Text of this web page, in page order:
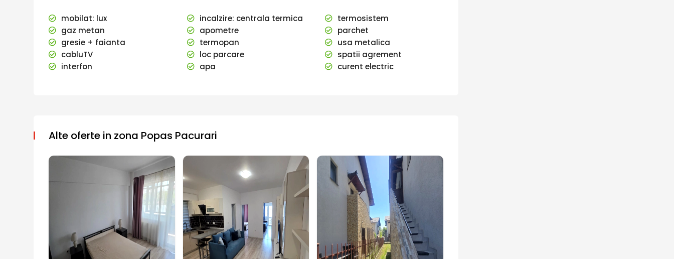
mobilat: lux incalzire: centrala termica
termosistem
gaz metan
apometre
parchet
gresie + faianta
termopan
usa metalica
cabluTV
loc parcare
spatii agrement
interfon
apa curent electric
Alte oferte in zona Popas Pacurari